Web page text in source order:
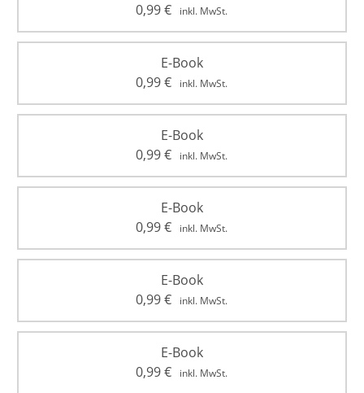
0,99€ inkl. MwSt.
E-Book
0,99€ inkl. MwSt.
E-Book
0,99€ inkl. MwSt.
E-Book
0,99€ inkl. MwSt.
E-Book
0,99€ inkl. MwSt.
E-Book
0,99€ inkl. MwSt.